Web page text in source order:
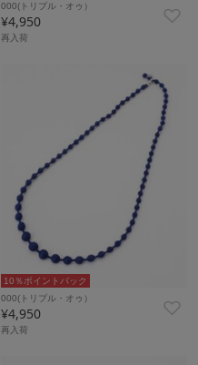
000(トリプル・オゥ）
¥4,950
再入荷
10％ポイントバック
000(トリプル・オゥ）
¥4,950
再入荷